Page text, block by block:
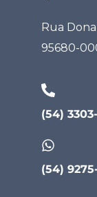
Rua
95680-
(54)
(54)